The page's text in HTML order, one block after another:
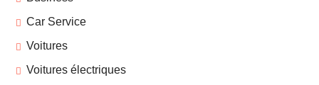
Car Service
Voitures
Voitures électriques